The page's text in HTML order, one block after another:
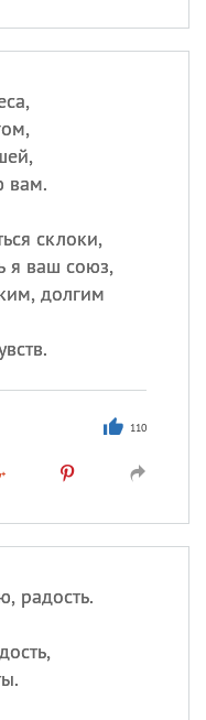
вам.
склоки,
я ваш союз,
долгим
110
радость.